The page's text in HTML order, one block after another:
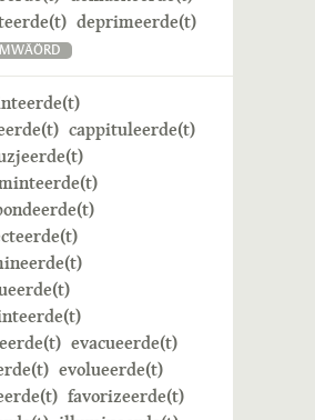
deprimeerde(t)
cappituleerde(t)
evacueerde(t)
evolueerde(t)
favorizeerde(t)